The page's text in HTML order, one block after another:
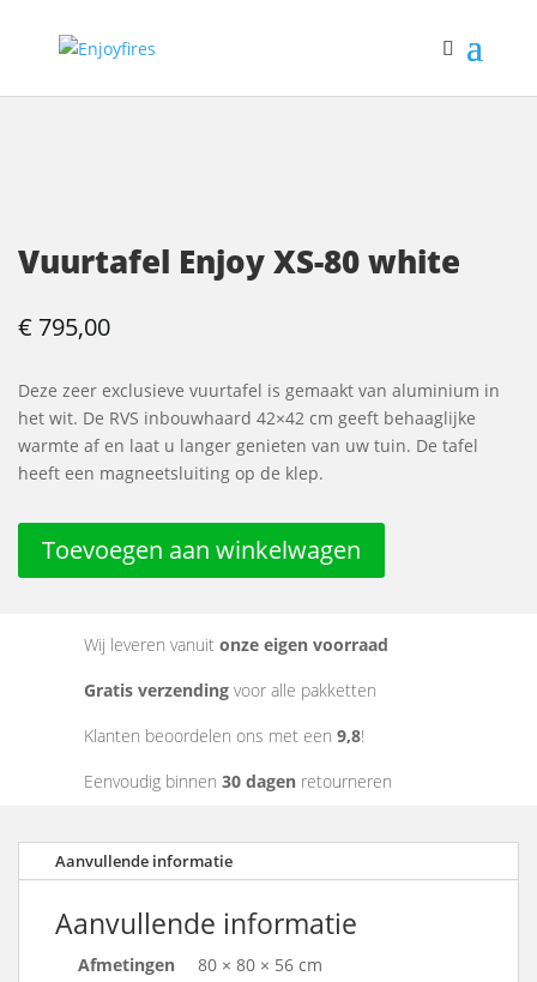
Vuurtafel Enjoy XS-80 white
€ 795,00
Deze zeer exclusieve vuurtafel is gemaakt van aluminium in
het wit. De RVS inbouwhaard 42×42 cm geeft behaaglijke
warmte af en laat u langer genieten van uw tuin. De tafel
heeft een magneetsluiting op de klep.
Toevoegen aan winkelwagen
Wij leveren vanuit onze eigen voorraad
Gratis verzending voor alle pakketten
Klanten beoordelen ons met een 9,8!
Eenvoudig binnen 30 dagen retourneren
Aanvullende informatie
Aanvullende informatie
Afmetingen
80 × 80 × 56 cm